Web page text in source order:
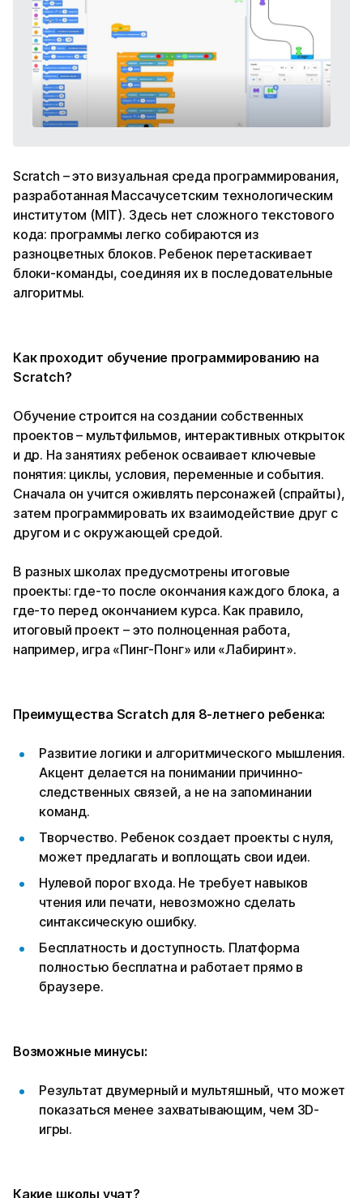
Scratch – это визуальная среда программирования,
разработанная Массачусетским технологическим
институтом (MIT). Здесь нет сложного текстового
кода: программы легко собираются из
разноцветных блоков. Ребенок перетаскивает
блоки-команды, соединяя их в последовательные
алгоритмы.
Как проходит обучение программированию на
Scratch?
Обучение строится на создании собственных
проектов – мультфильмов, интерактивных открыток
и др. На занятиях ребенок осваивает ключевые
понятия: циклы, условия, переменные и события.
Сначала он учится оживлять персонажей (спрайты),
затем программировать их взаимодействие друг с
другом и с окружающей средой.
В разных школах предусмотрены итоговые
проекты: где-то после окончания каждого блока, а
где-то перед окончанием курса. Как правило,
итоговый проект – это полноценная работа,
например, игра «Пинг-Понг» или «Лабиринт».
Преимущества Scratch для 8-летнего ребенка:
Развитие логики и алгоритмического мышления.
Акцент делается на понимании причинно-
следственных связей, а не на запоминании
команд.
Творчество. Ребенок создает проекты с нуля,
может предлагать и воплощать свои идеи.
Нулевой порог входа. Не требует навыков
чтения или печати, невозможно сделать
синтаксическую ошибку.
Бесплатность и доступность. Платформа
полностью бесплатна и работает прямо в
браузере.
Возможные минусы:
Результат двумерный и мультяшный, что может
показаться менее захватывающим, чем 3D-
игры.
Какие школы учат?